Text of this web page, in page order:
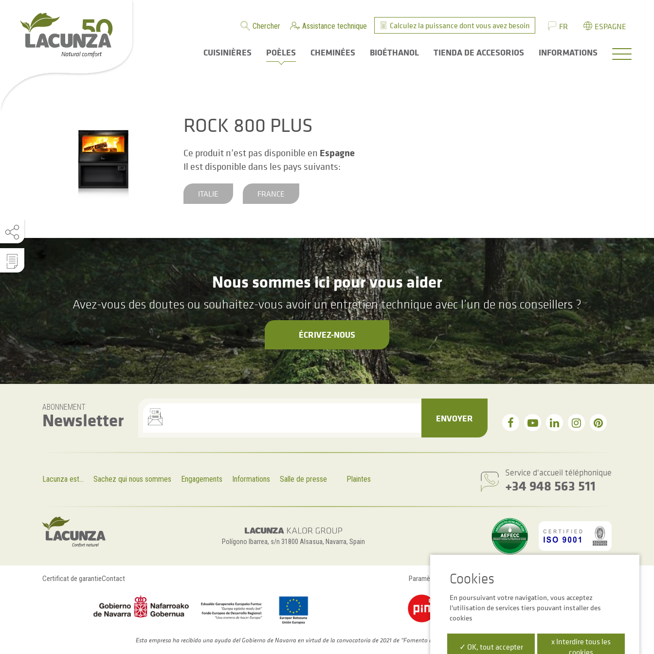
Chercher Assistance technique Calculez la puissance dont vous avez besoin FR ESPAGNE
CUISINIÈRES POÈLES CHEMINÉES BIOÉTHANOL TIENDA DE ACCESORIOS INFORMATIONS
ROCK 800 PLUS
Ce produit n’est pas disponible en Espagne
Il est disponible dans les pays suivants:
ITALIE FRANCE
Nous sommes ici pour vous aider
Avez-vous des doutes ou souhaitez-vous avoir un entretien technique avec l’un de nos conseillers ?
ÉCRIVEZ-NOUS
ABONNEMENT
Newsletter ENVOYER
Lacunza est... Sachez qui nous sommes Engagements Informations Salle de presse Plaintes
Service d'accueil téléphonique
+34 948 563 511
Polígono Ibarrea, s/n 31800 Alsasua, Navarra, Spain
Certificat de garantieContact Paramètres des cookiesAvertissement Légal
Esta empresa ha recibido una ayuda del Gobierno de Navarra en virtud de la convocatoria de 2021 de “Fomento de la Empresa Digital de Navarra”
En poursuivant votre navigation, vous acceptez
l'utilisation de services tiers pouvant installer des
cookies
✓ OK, tout accepter
x Interdire tous les